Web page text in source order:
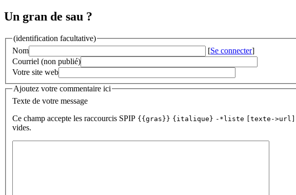
Un gran de sau ?
(identification facultative)
Nom
[Se connecter]
Courriel (non publié)
Votre site web
Ajoutez votre commentaire ici
Texte de votre message
Ce champ accepte les raccourcis SPIP {{gras}} {italique} -*liste [texte->url]
vides.